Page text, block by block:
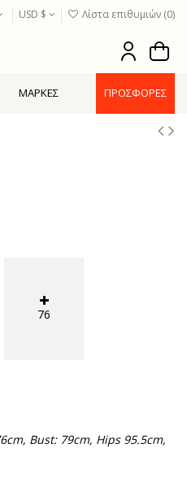
USD $ Λίστα επιθυμιών (0)
ΜΑΡΚΕΣ ΠΡΟΣΦΟΡΕΣ
76
Bust: 79cm, Hips 95.5cm,